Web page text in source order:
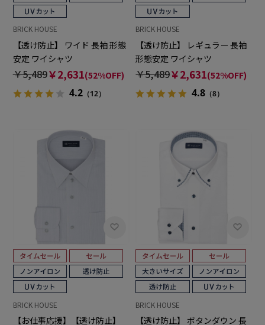
BRICK HOUSE
【透け防止】 ワイド 長袖 形態
安定 ワイシャツ
￥5,489￥2,631(52%OFF)
4.2（12）
BRICK HOUSE
【透け防止】 レギュラー 長袖
形態安定 ワイシャツ
￥5,489￥2,631(52%OFF)
4.8 （8）
BRICK HOUSE
【お仕事応援】【透け防止】
BRICK HOUSE
【透け防止】 ボタンダウン 長